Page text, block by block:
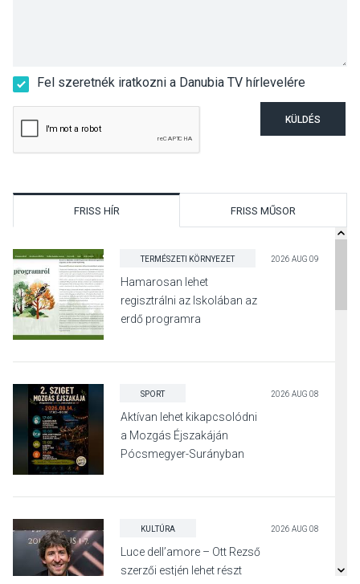
Fel szeretnék iratkozni a Danubia TV hírlevelére
KÜLDÉS
FRISS HÍR FRISS MŰSOR
TERMÉSZETI KÖRNYEZET 2026 AUG 09
Hamarosan lehet
regisztrálni az Iskolában az
erdő programra
SPORT 2026 AUG 08
Aktívan lehet kikapcsolódni
a Mozgás Éjszakáján
Pócsmegyer-Surányban
KULTÚRA 2026 AUG 08
Luce dell’amore – Ott Rezső
szerzői estjén lehet részt